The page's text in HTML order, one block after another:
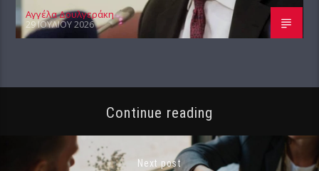
Αγγέλα Δουλγεράκη
29 ΙΟΥΛΊΟΥ 2026
Continue reading
Next post